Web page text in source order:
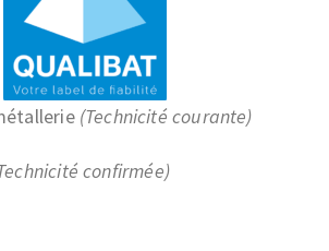
(Technicité courante)
confirmée)